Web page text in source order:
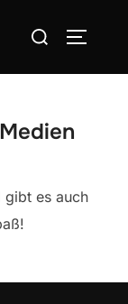
Suchen
gibt es auch